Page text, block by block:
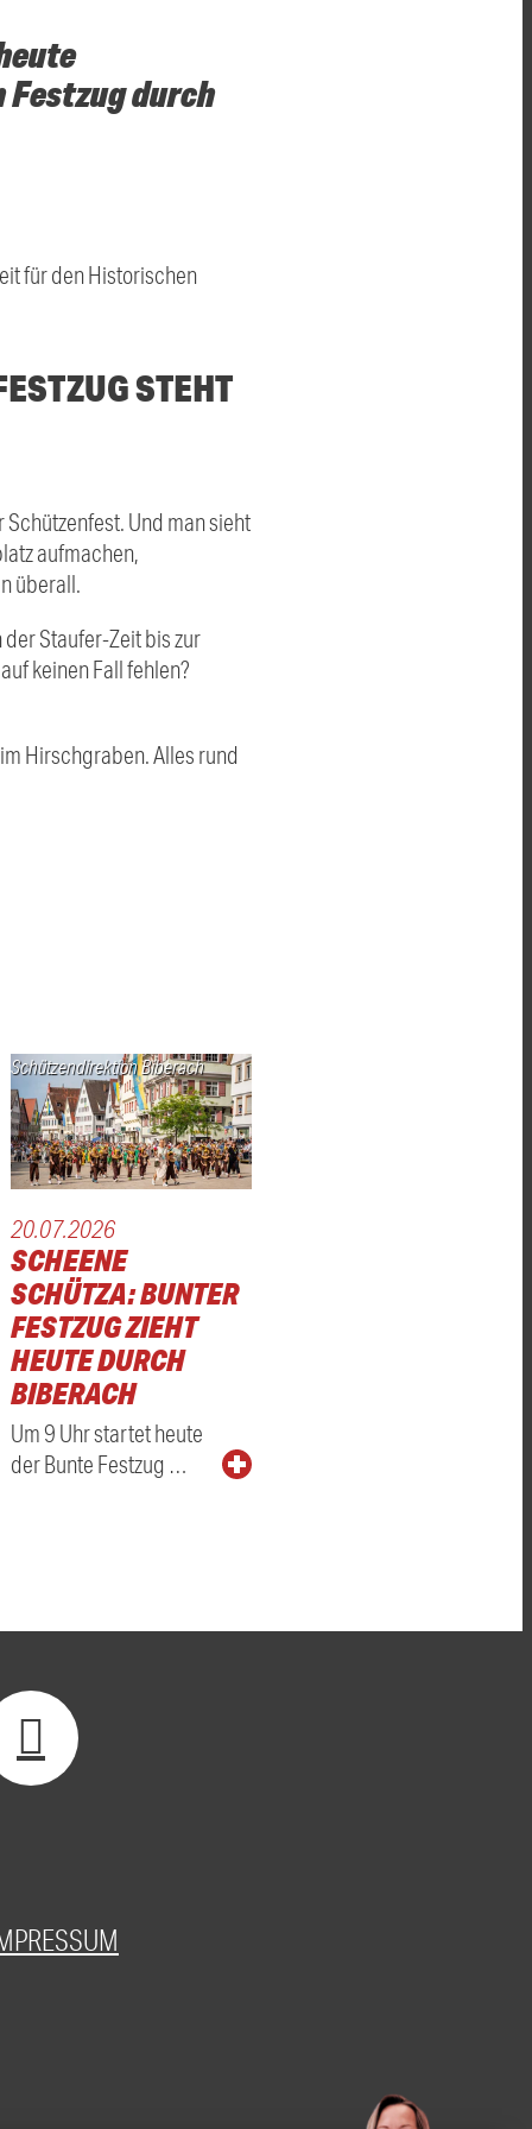
durch
für den Historischen
STEHT
Und man sieht
aufmachen,
überall.
Staufer-Zeit bis zur
keinen Fall fehlen?
Hirschgraben. Alles rund
Schützendirektion Biberach
20.07.2026
SCHEENE
SCHÜTZA: BUNTER
FESTZUG ZIEHT
HEUTE DURCH
BIBERACH
Um 9 Uhr startet heute
der Bunte Festzug …